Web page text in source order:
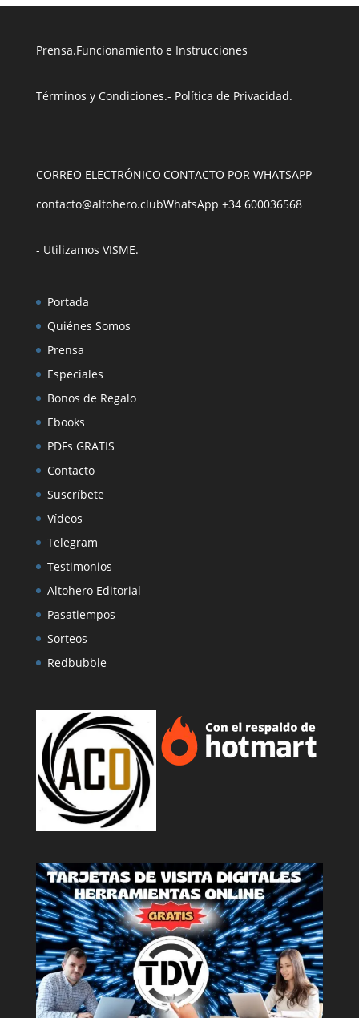
Prensa.Funcionamiento e Instrucciones
Términos y Condiciones.- Política de Privacidad.
CORREO ELECTRÓNICO
contacto@altohero.club
CONTACTO POR WHATSAPP
WhatsApp +34 600036568
- Utilizamos VISME.
Portada
Quiénes Somos
Prensa
Especiales
Bonos de Regalo
Ebooks
PDFs GRATIS
Contacto
Suscríbete
Vídeos
Telegram
Testimonios
Altohero Editorial
Pasatiempos
Sorteos
Redbubble